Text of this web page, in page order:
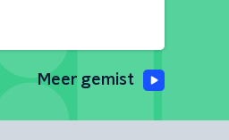
Meer gemist